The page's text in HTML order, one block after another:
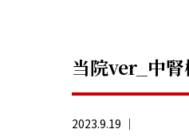
当院ver_中
2023.9.19 ｜